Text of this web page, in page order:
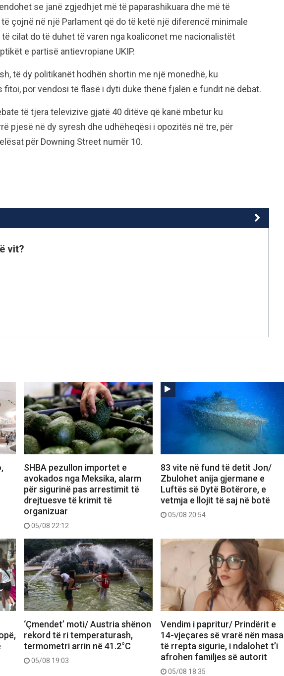
se janë zgjedhjet më të paparashikuara dhe më të
çojnë në një Parlament që do të ketë një diferencë minimale
cilat do të duhet të varen nga koaliconet me nacionalistët
e partisë antievropiane UKIP.
të dy politikanët hodhën shortin me një monedhë, ku
fitoi, por vendosi të flasë i dyti duke thënë fjalën e fundit në debat.
të tjera televizive gjatë 40 ditëve që kanë mbetur ku
pjesë në dy syresh dhe udhëheqësi i opozitës në tre, për
për Downing Street numër 10.
vit?
SHBA pezullon importet e
avokados nga Meksika, alarm
për sigurinë pas arrestimit të
drejtuesve të krimit të
organizuar
05/08 22:12
83 vite në fund të detit Jon/
Zbulohet anija gjermane e
Luftës së Dytë Botërore, e
vetmja e llojit të saj në botë
05/08 20:54
‘Çmendet’ moti/ Austria shënon
rekord të ri temperaturash,
termometri arrin në 41.2°C
05/08 19:03
Vendim i papritur/ Prindërit e
14-vjeçares së vrarë nën masa
të rrepta sigurie, i ndalohet t’i
afrohen familjes së autorit
05/08 18:35